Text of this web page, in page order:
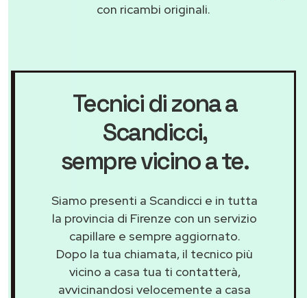
con ricambi originali.
Tecnici di zona a
Scandicci,
sempre vicino a te.
Siamo presenti a Scandicci e in tutta
la provincia di Firenze con un servizio
capillare e sempre aggiornato.
Dopo la tua chiamata, il tecnico più
vicino a casa tua ti contatterà,
avvicinandosi velocemente a casa